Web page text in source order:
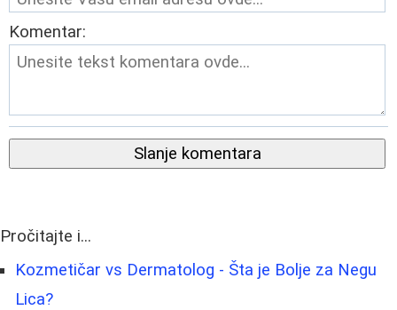
Komentar:
Slanje komentara
Pročitajte i...
Kozmetičar vs Dermatolog - Šta je Bolje za Negu
Lica?